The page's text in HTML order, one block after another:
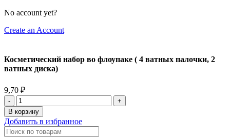
No account yet?
Create an Account
Косметический набор во флоупаке ( 4 ватных палочки, 2
ватных диска)
9,70 ₽
В корзину
Добавить в избранное